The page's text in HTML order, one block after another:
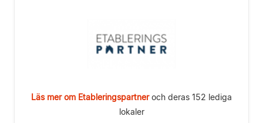
Läs mer om Etableringspartneroch deras 152 lediga
lokaler